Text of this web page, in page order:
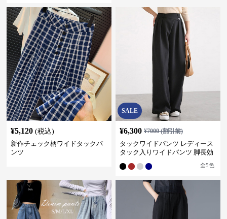
¥5,120 (税込)
新作チェック柄ワイドタックパ
ンツ
SALE
¥6,300 ¥7000(割引前)
タックワイドパンツ レディース
タック入りワイドパンツ 脚長効
全5色